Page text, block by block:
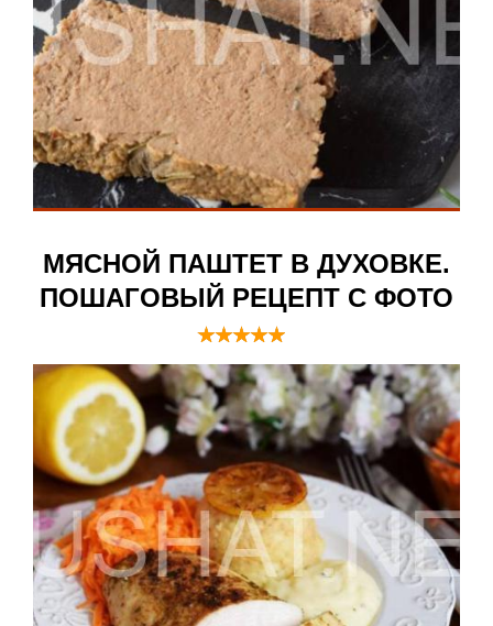
МЯСНОЙ ПАШТЕТ В ДУХОВКЕ.
ПОШАГОВЫЙ РЕЦЕПТ С ФОТО